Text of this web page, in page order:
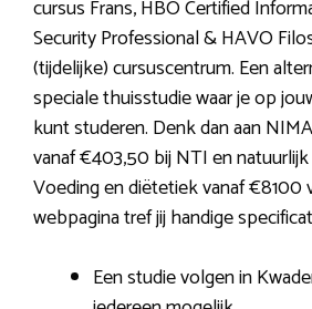
cursus Frans, HBO Certified
Security Professional & HAVO
(tijdelijke) cursuscentrum. Een
speciale thuisstudie waar je op
kunt studeren. Denk dan aan
vanaf €403,50 bij NTI en
Voeding en diëtetiek vanaf €8100
webpagina tref jij handige
Een studie volgen in